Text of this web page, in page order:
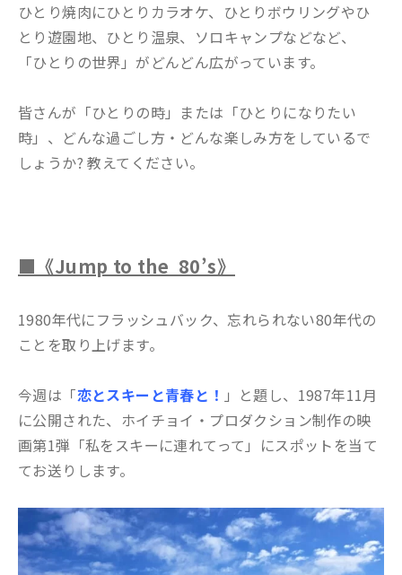
ひとり焼肉にひとりカラオケ、ひとりボウリングやひ
とり遊園地、ひとり温泉、ソロキャンプなどなど、
「ひとりの世界」がどんどん広がっています。
皆さんが「ひとりの時」または「ひとりになりたい
時」、どんな過ごし方・どんな楽しみ方をしているで
しょうか? 教えてください。
■《Jump to the 80’s》
1980年代にフラッシュバック、忘れられない80年代の
ことを取り上げます。
今週は「恋とスキーと青春と！ 」と題し、1987年11月
に公開された、ホイチョイ・プロダクション制作の映
画第1弾「私をスキーに連れてって」にスポットを当て
てお送りします。